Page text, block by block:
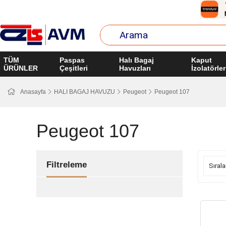
TÜM
ÜRÜNLER
Paspas
Çeşitleri
Halı Bagaj
Havuzları
Kaput
Anasayfa HALI BAGAJ HAVUZU Peugeot Peugeot 107
Peugeot 107
Filtreleme